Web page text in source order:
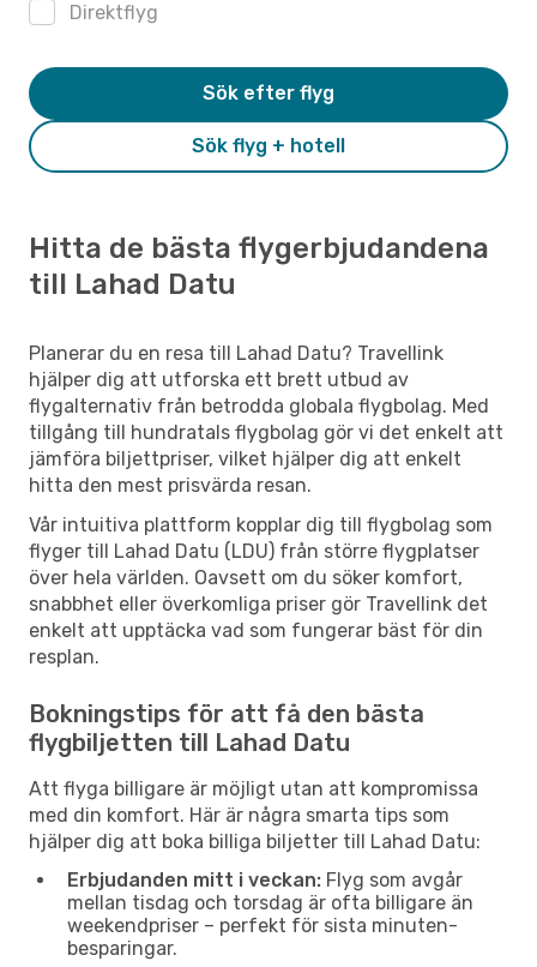
Direktflyg
Sök flyg + hotell
Sök efter flyg
Hitta de bästa flygerbjudandena
till Lahad Datu
Planerar du en resa till Lahad Datu? Travellink
hjälper dig att utforska ett brett utbud av
flygalternativ från betrodda globala flygbolag. Med
tillgång till hundratals flygbolag gör vi det enkelt att
jämföra biljettpriser, vilket hjälper dig att enkelt
hitta den mest prisvärda resan.
Vår intuitiva plattform kopplar dig till flygbolag som
flyger till Lahad Datu (LDU) från större flygplatser
över hela världen. Oavsett om du söker komfort,
snabbhet eller överkomliga priser gör Travellink det
enkelt att upptäcka vad som fungerar bäst för din
resplan.
Bokningstips för att få den bästa
flygbiljetten till Lahad Datu
Att flyga billigare är möjligt utan att kompromissa
med din komfort. Här är några smarta tips som
hjälper dig att boka billiga biljetter till Lahad Datu:
Erbjudanden mitt i veckan: Flyg som avgår
mellan tisdag och torsdag är ofta billigare än
weekendpriser – perfekt för sista minuten-
besparingar.